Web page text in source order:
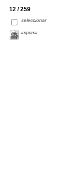
12 / 259
seleccionar
imprimir